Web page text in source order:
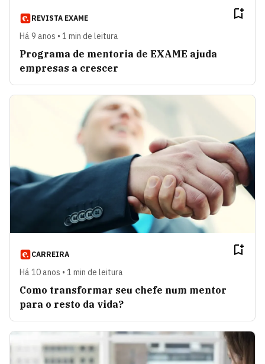
REVISTA EXAME
Há 9 anos • 1 min de leitura
Programa de mentoria de EXAME ajuda
empresas a crescer
CARREIRA
Há 10 anos • 1 min de leitura
Como transformar seu chefe num mentor
para o resto da vida?